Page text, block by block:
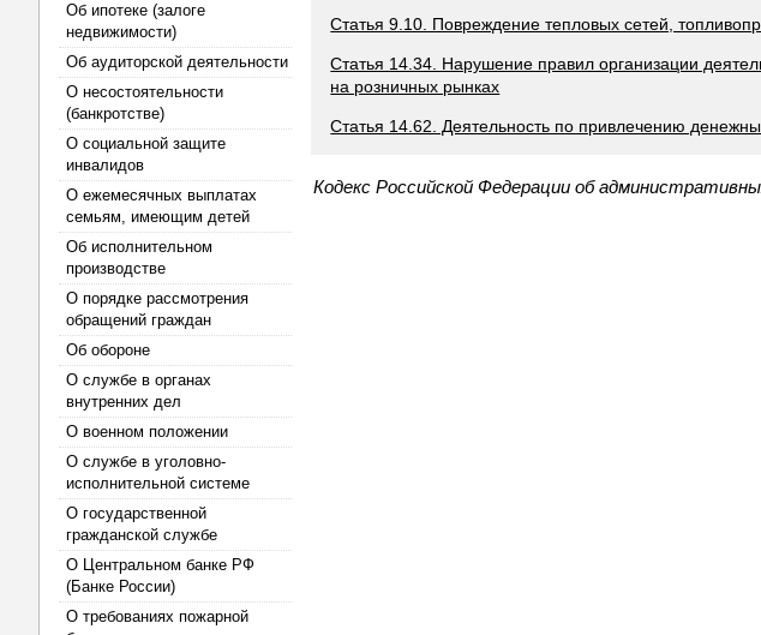
Об ипотеке (залоге
недвижимости)
Об аудиторской деятельности
О несостоятельности
(банкротстве)
О социальной защите
инвалидов
О ежемесячных выплатах
семьям, имеющим детей
Об исполнительном
производстве
О порядке рассмотрения
обращений граждан
Об обороне
О службе в органах
внутренних дел
О военном положении
О службе в уголовно-
исполнительной системе
О государственной
гражданской службе
О Центральном банке РФ
(Банке России)
О требованиях пожарной
Статья 9.10. Повреждение тепловых сетей,
Статья 14.34. Нарушение правил организации
на розничных рынках
Статья 14.62. Деятельность по привлечению
Кодекс Российской Федерации об